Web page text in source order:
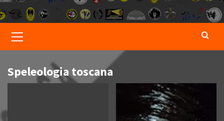
Menu
Speleologia toscana